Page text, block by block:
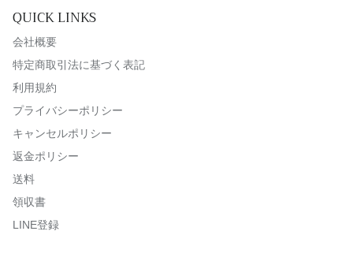
QUICK LINKS
会社概要
特定商取引法に基づく表記
利用規約
プライバシーポリシー
キャンセルポリシー
返金ポリシー
送料
領収書
LINE登録